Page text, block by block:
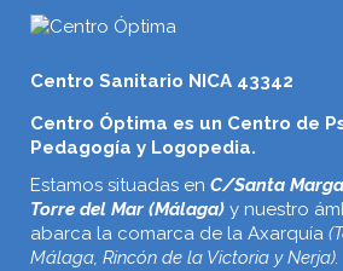
Centro Sanitario NICA 43342
Centro Óptima es un Centro de
Pedagogía y Logopedia.
Estamos situadas en C/Santa
Torre del Mar (Málaga) y nuestro
abarca la comarca de la Axarquía
Málaga, Rincón de la Victoria y Nerja).